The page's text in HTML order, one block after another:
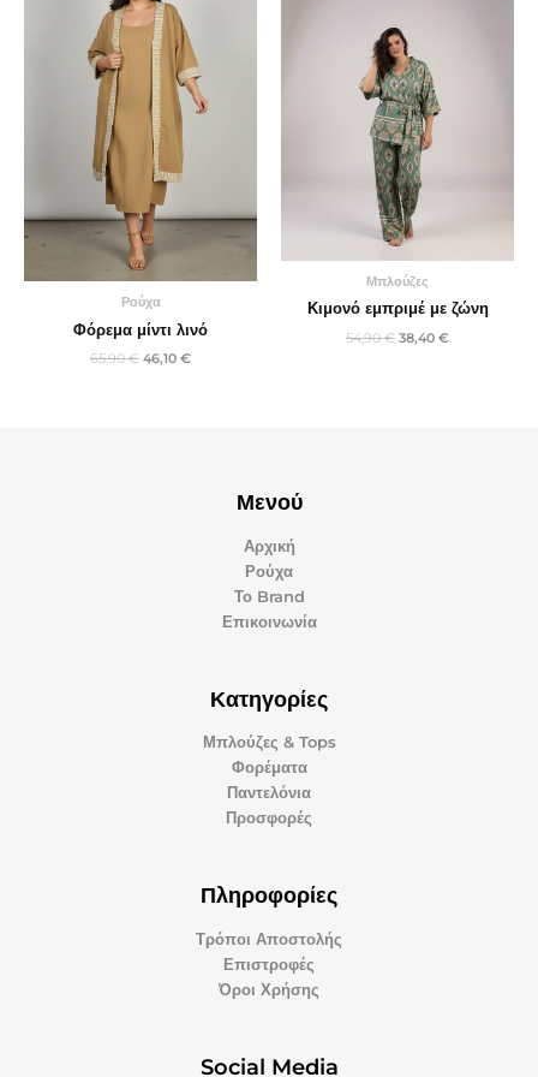
Ρούχα
Φόρεμα μίντι λινό
65,90€ 46,10 €
Μπλούζες
Κιμονό εμπριμέ με ζώνη
54,90€ 38,40 €
Μενού
Αρχική
Ρούχα
Το Brand
Επικοινωνία
Κατηγορίες
Μπλούζες & Tops
Φορέματα
Παντελόνια
Προσφορές
Πληροφορίες
Τρόποι Αποστολής
Επιστροφές
Όροι Χρήσης
Social Media